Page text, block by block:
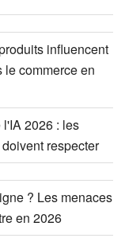
influencent
commerce en
2026 : les
respecter
? Les menaces
en 2026